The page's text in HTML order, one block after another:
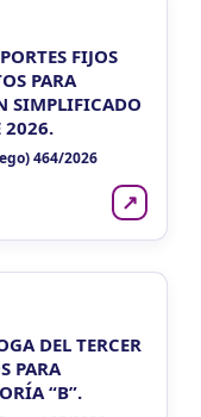
FIJOS
PARA
SIMPLIFICADO
2026.
464/2026
↗
DEL TERCER
PARA
“B”.